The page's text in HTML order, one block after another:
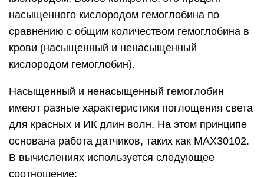
насыщенного кислородом гемоглобина по
сравнению с общим количеством гемоглобина в
крови (насыщенный и ненасыщенный
кислородом гемоглобин).
Насыщенный и ненасыщенный гемоглобин
имеют разные характеристики поглощения света
для красных и ИК длин волн. На этом принципе
основана работа датчиков, таких как MAX30102.
В вычислениях используется следующее
соотношение: